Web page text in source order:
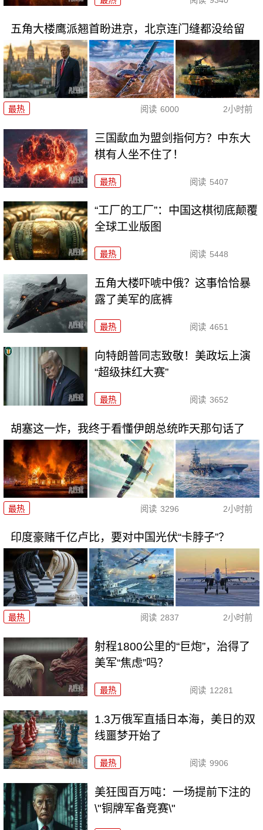
五角大楼鹰派翘首盼进京，北京连门缝都没给留
最热 阅读 6000 2小时前
三国歃血为盟剑指何方？中东大
棋有人坐不住了！
最热 阅读 5407
“工厂的工厂”：中国这棋彻底颠覆
全球工业版图
最热 阅读 5448
五角大楼吓唬中俄？这事恰恰暴
露了美军的底裤
最热 阅读 4651
向特朗普同志致敬！美政坛上演
“超级抹红大赛”
最热 阅读 3652
胡塞这一炸，我终于看懂伊朗总统昨天那句话了
最热 阅读 3296 2小时前
印度豪赌千亿卢比，要对中国光伏“卡脖子”？
最热 阅读 2837 2小时前
射程1800公里的“巨炮”，治得了
美军“焦虑”吗？
最热 阅读 12281
1.3万俄军直插日本海，美日的双
线噩梦开始了
最热 阅读 9906
美狂囤百万吨：一场提前下注的
\"铜牌军备竞赛\"